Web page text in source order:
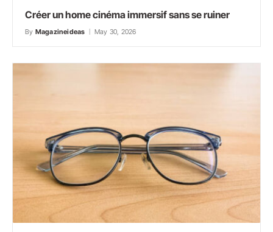
Créer un home cinéma immersif sans se ruiner
By Magazineideas May 30, 2026